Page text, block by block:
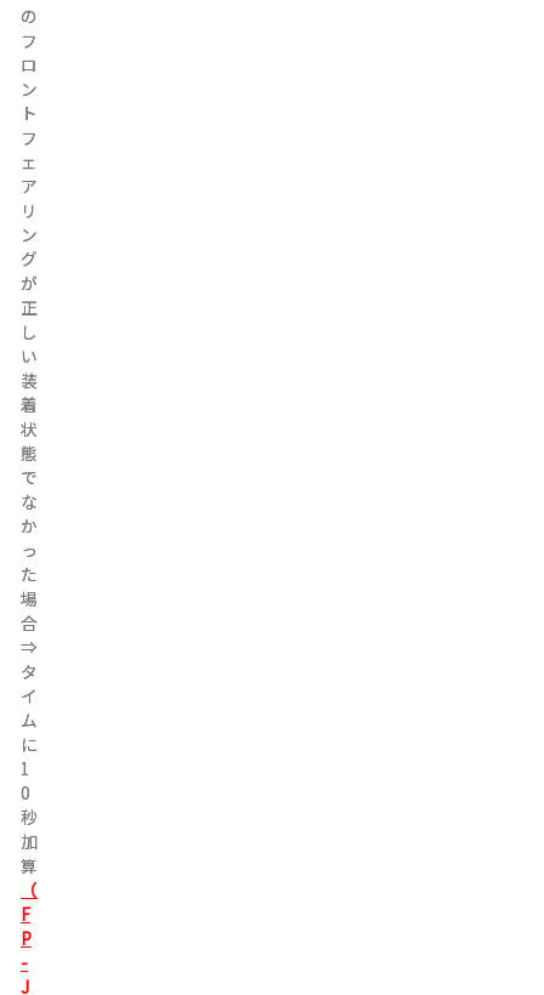
の
フ
ロ
ン
ト
フ
ェ
ア
リ
ン
グ
が
正
し
い
装
着
状
態
で
な
か
っ
た
場
合
⇒
タ
イ
ム
に
1
0
秒
加
算
の
フ
ロ
ン
ト
フ
ェ
ア
リ
ン
グ
が
正
し
い
装
着
状
態
で
な
か
っ
た
場
合
⇒
タ
イ
ム
に
1
0
秒
加
算
（
F
P
-
J